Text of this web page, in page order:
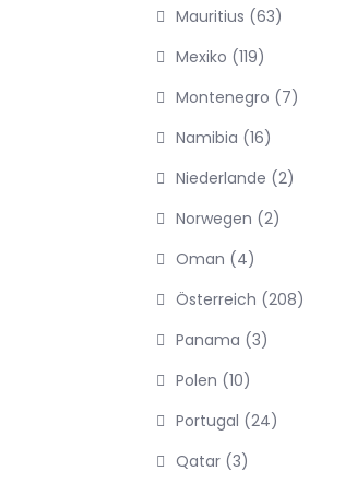
Mauritius (63)
Mexiko (119)
Montenegro (7)
Namibia (16)
Niederlande (2)
Norwegen (2)
Oman (4)
Österreich (208)
Panama (3)
Polen (10)
Portugal (24)
Qatar (3)